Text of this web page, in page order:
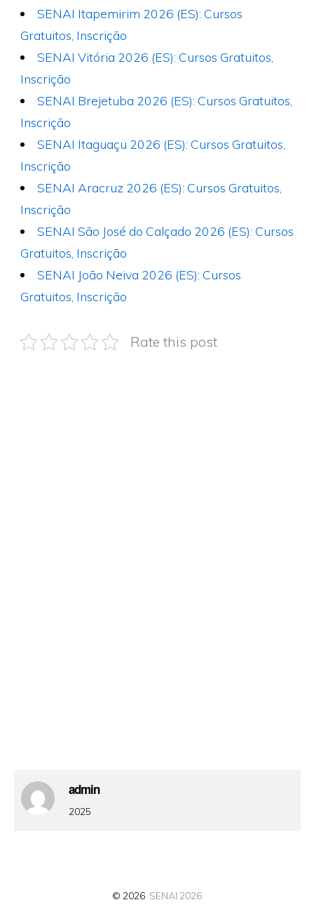
SENAI Itapemirim 2026 (ES): Cursos
Gratuitos, Inscrição
SENAI Vitória 2026 (ES): Cursos Gratuitos,
Inscrição
SENAI Brejetuba 2026 (ES): Cursos Gratuitos,
Inscrição
SENAI Itaguaçu 2026 (ES): Cursos Gratuitos,
Inscrição
SENAI Aracruz 2026 (ES): Cursos Gratuitos,
Inscrição
SENAI São José do Calçado 2026 (ES): Cursos
Gratuitos, Inscrição
SENAI João Neiva 2026 (ES): Cursos
Gratuitos, Inscrição
Rate this post
admin
2025
© 2026 SENAI 2026